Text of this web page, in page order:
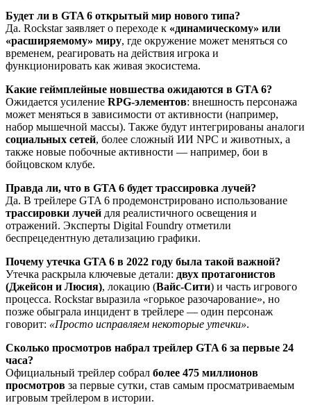
Будет ли в GTA 6 открытый мир нового типа?
Да. Rockstar заявляет о переходе к «динамическому» или
«расширяемому» миру, где окружение может меняться со
временем, реагировать на действия игрока и
функционировать как живая экосистема.
Какие геймплейные новшества ожидаются в GTA 6?
Ожидается усиление RPG-элементов: внешность персонажа
может меняться в зависимости от активности (например,
набор мышечной массы). Также будут интегрированы аналоги
социальных сетей, более сложный ИИ NPC и животных, а
также новые побочные активности — например, бои в
бойцовском клубе.
Правда ли, что в GTA 6 будет трассировка лучей?
Да. В трейлере GTA 6 продемонстрировано использование
трассировки лучей для реалистичного освещения и
отражений. Эксперты Digital Foundry отметили
беспрецедентную детализацию графики.
Почему утечка GTA 6 в 2022 году была такой важной?
Утечка раскрыла ключевые детали: двух протагонистов
(Джейсон и Люсия), локацию (Вайс-Сити) и часть игрового
процесса. Rockstar выразила «горькое разочарование», но
позже обыграла инцидент в трейлере — один персонаж
говорит: «Просто исправляем некоторые утечки».
Сколько просмотров набрал трейлер GTA 6 за первые 24
часа?
Официальный трейлер собрал более 475 миллионов
просмотров за первые сутки, став самым просматриваемым
игровым трейлером в истории.